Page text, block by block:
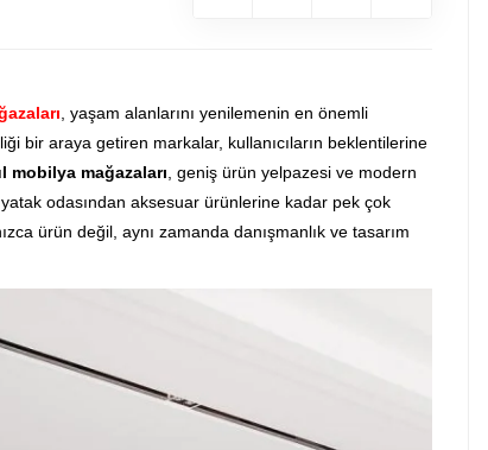
, yaşam alanlarını yenilemenin en önemli
bir araya getiren markalar, kullanıcıların beklentilerine
mobilya mağazaları , geniş ürün yelpazesi ve modern
odasından aksesuar ürünlerine kadar pek çok
ürün değil, aynı zamanda danışmanlık ve tasarım